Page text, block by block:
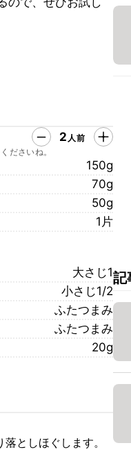
2 人前
ださいね。
150g
70g
50g
1片
大さじ1
小さじ1/2
ふたつまみ
ふたつまみ
20g
としほぐします。
記